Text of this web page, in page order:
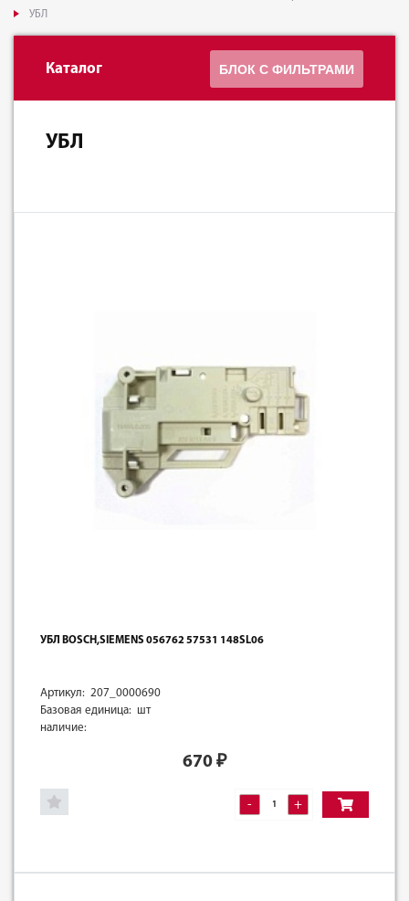
УБЛ
Каталог БЛОК С ФИЛЬТРАМИ
УБЛ
УБЛ BOSCH,SIEMENS 056762 57531 148SL06
Артикул: 207_0000690
Базовая единица: шт
наличие:
670 ₽
- +